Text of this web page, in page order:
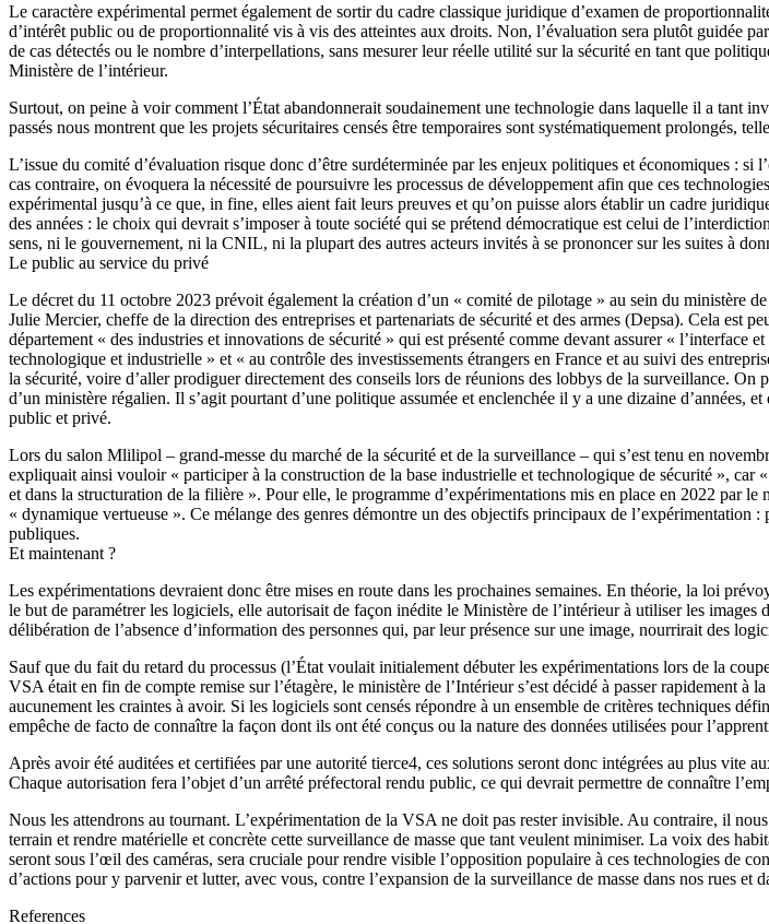
Le caractère expérimental permet également de sortir du cadre classique juridique d’examen de
d’intérêt public ou de proportionnalité vis à vis des atteintes aux droits. Non, l’évaluation sera plutôt guidée
de cas détectés ou le nombre d’interpellations, sans mesurer leur réelle utilité sur la sécurité en tant que
Ministère de l’intérieur.
Surtout, on peine à voir comment l’État abandonnerait soudainement une technologie dans laquelle il a tant
passés nous montrent que les projets sécuritaires censés être temporaires sont systématiquement prolongés,
L’issue du comité d’évaluation risque donc d’être surdéterminée par les enjeux politiques et économiques :
cas contraire, on évoquera la nécessité de poursuivre les processus de développement afin que ces
expérimental jusqu’à ce que, in fine, elles aient fait leurs preuves et qu’on puisse alors établir un cadre
des années : le choix qui devrait s’imposer à toute société qui se prétend démocratique est celui de
sens, ni le gouvernement, ni la CNIL, ni la plupart des autres acteurs invités à se prononcer sur les suites à
Le public au service du privé
Le décret du 11 octobre 2023 prévoit également la création d’un « comité de pilotage » au sein du ministère
Julie Mercier, cheffe de la direction des entreprises et partenariats de sécurité et des armes (Depsa). Cela est
département « des industries et innovations de sécurité » qui est présenté comme devant assurer «
technologique et industrielle » et « au contrôle des investissements étrangers en France et au suivi des
la sécurité, voire d’aller prodiguer directement des conseils lors de réunions des lobbys de la surveillance.
d’un ministère régalien. Il s’agit pourtant d’une politique assumée et enclenchée il y a une dizaine
public et privé.
Lors du salon Mlilipol – grand-messe du marché de la sécurité et de la surveillance – qui s’est tenu en
expliquait ainsi vouloir « participer à la construction de la base industrielle et technologique de sécurité », car
et dans la structuration de la filière ». Pour elle, le programme d’expérimentations mis en place en 2022 par
« dynamique vertueuse ». Ce mélange des genres démontre un des objectifs principaux de
publiques.
Et maintenant ?
Les expérimentations devraient donc être mises en route dans les prochaines semaines. En théorie, la loi
le but de paramétrer les logiciels, elle autorisait de façon inédite le Ministère de l’intérieur à utiliser les
délibération de l’absence d’information des personnes qui, par leur présence sur une image, nourrirait des
Sauf que du fait du retard du processus (l’État voulait initialement débuter les expérimentations lors de la
VSA était en fin de compte remise sur l’étagère, le ministère de l’Intérieur s’est décidé à passer rapidement
aucunement les craintes à avoir. Si les logiciels sont censés répondre à un ensemble de critères techniques
empêche de facto de connaître la façon dont ils ont été conçus ou la nature des données utilisées pour
Après avoir été auditées et certifiées par une autorité tierce4, ces solutions seront donc intégrées au plus vite
Chaque autorisation fera l’objet d’un arrêté préfectoral rendu public, ce qui devrait permettre de connaître
Nous les attendrons au tournant. L’expérimentation de la VSA ne doit pas rester invisible. Au contraire, il
terrain et rendre matérielle et concrète cette surveillance de masse que tant veulent minimiser. La voix des
seront sous l’œil des caméras, sera cruciale pour rendre visible l’opposition populaire à ces technologies de
d’actions pour y parvenir et lutter, avec vous, contre l’expansion de la surveillance de masse dans nos rues et
References